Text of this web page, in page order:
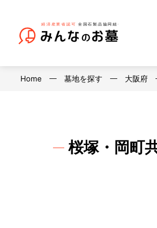
Home 墓地を探す 大阪府
桜塚・岡町